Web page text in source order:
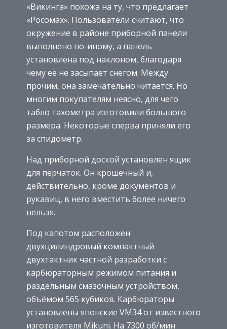
«Викинга» похожа на ту, что предлагает
«Росомах». Пользователи считают, что
окружение в районе приборной панели
выполнено по-иному, а панель
установлена под наклоном, благодаря
чему её не засыпает снегом. Между
прочим, она замечательно читается. Но
многим покупателям неясно, для чего
табло тахометра изготовили большого
размера. Некоторые сперва приняли его
за спидометр.
Над приборной доской установлен ящик
для перчаток. Он крошечный и,
действительно, кроме документов и
рукавиц, в него вместить более ничего
нельзя.
Под капотом расположен
двухцилиндровый компактный
двухтактник частной разработки с
карбюраторным режимом питания и
раздельным смазочным устройством,
объёмом 565 кубиков. Карбюраторы
установлены японские VM34 от известного
изготовителя Mikuni. На 7300 об/мин